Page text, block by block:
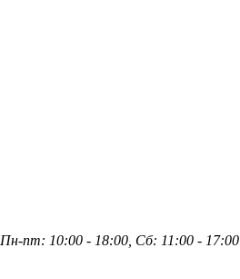
Пн-пт: 10:00 - 18:00, Сб: 11:00 - 17:00